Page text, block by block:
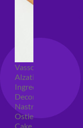
Vassoi e sottotorta
Alzatine per dolci
Ingredienti torte
Decorazioni torte
Nastri e girotorte
Ostie per torte
Cake Topper